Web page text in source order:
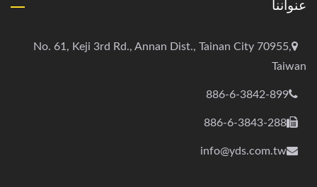
عنواننا
No. 61, Keji 3rd Rd., Annan Dist., Tainan City 70955,
Taiwan
886-6-3842-899
886-6-3843-288
info@yds.com.tw